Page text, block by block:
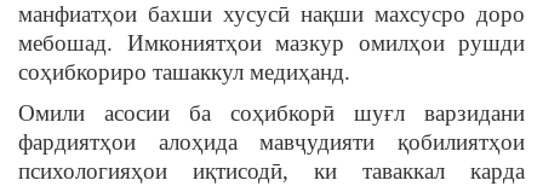
манфиатҳои бахши хусусӣ нақши махсусро доро
мебошад. Имкониятҳои мазкур омилҳои рушди
соҳибкориро ташаккул медиҳанд.
Омили асосии ба соҳибкорӣ шуғл варзидани
фардиятҳои алоҳида мавҷудияти қобилиятҳои
психологияҳои иқтисодӣ, ки таваккал карда